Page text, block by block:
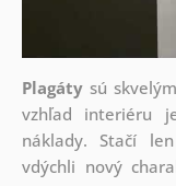
Plagátysú
vzhľad interiéru
náklady. Stačí
vdýchli nový